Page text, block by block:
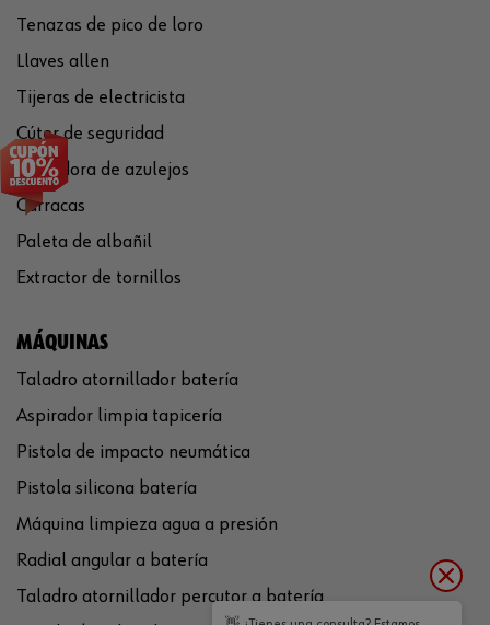
Tenazas de pico de loro
Llaves allen
Tijeras de electricista
Cúter de seguridad
Cortadora de azulejos
Carracas
Paleta de albañil
Extractor de tornillos
MÁQUINAS
Taladro atornillador batería
Aspirador limpia tapicería
Pistola de impacto neumática
Pistola silicona batería
Máquina limpieza agua a presión
Radial angular a batería
Taladro atornillador percutor a batería